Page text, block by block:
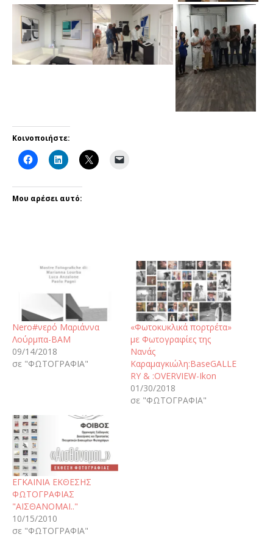
Κοινοποιήστε:
Μου αρέσει αυτό:
Nero#νερό Μαριάννα
Λούρμπα-ΒΑΜ
09/14/2018
σε "ΦΩΤΟΓΡΑΦΙΑ"
«Φωτοκυκλικά πορτρέτα»
με Φωτογραφίες της
Νανάς
Καραμαγκιώλη:BaseGALLE
RY & :OVERVIEW-Ikon
01/30/2018
σε "ΦΩΤΟΓΡΑΦΙΑ"
ΕΓΚΑΙΝΙΑ ΕΚΘΕΣΗΣ
ΦΩΤΟΓΡΑΦΙΑΣ
"ΑΙΣΘΑΝΟΜΑΙ.."
10/15/2010
σε "ΦΩΤΟΓΡΑΦΙΑ"